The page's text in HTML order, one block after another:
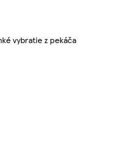
vybratie z pekáča